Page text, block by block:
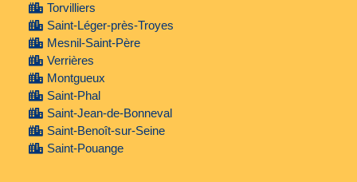
Torvilliers
Saint-Léger-près-Troyes
Mesnil-Saint-Père
Verrières
Montgueux
Saint-Phal
Saint-Jean-de-Bonneval
Saint-Benoît-sur-Seine
Saint-Pouange